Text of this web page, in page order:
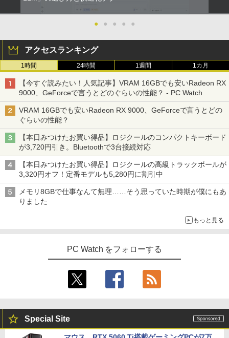
● ● ● ● ●
アクセスランキング
1時間 24時間 1週間 1カ月
【今すぐ読みたい！人気記事】VRAM 16GBでも安いRadeon RX
9000、GeForceで言うとどのぐらいの性能？ - PC Watch
VRAM 16GBでも安いRadeon RX 9000、GeForceで言うとどの
ぐらいの性能？
【本日みつけたお買い得品】ロジクールのコンパクトキーボード
が3,720円引き。Bluetoothで3台接続対応
【本日みつけたお買い得品】ロジクールの高級トラックボールが
3,320円オフ！定番モデルも5,280円に割引中
メモリ8GBで仕事なんて無理……そう思っていた時期が僕にもあ
りました
もっと見る
PC Watch をフォローする
Special Site